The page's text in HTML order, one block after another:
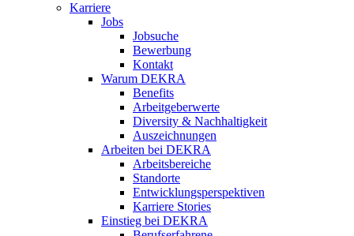
Karriere
Jobs
Jobsuche
Bewerbung
Kontakt
Warum DEKRA
Benefits
Arbeitgeberwerte
Diversity & Nachhaltigkeit
Auszeichnungen
Arbeiten bei DEKRA
Arbeitsbereiche
Standorte
Entwicklungsperspektiven
Karriere Stories
Einstieg bei DEKRA